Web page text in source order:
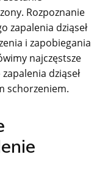
Rozpoznanie
zapalenia dziąseł
i zapobiegania
najczęstsze
dziąseł
schorzeniem.